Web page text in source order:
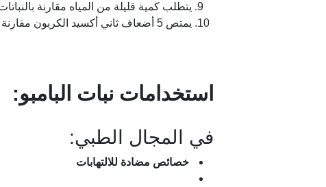
يتطلب كمية قليلة من المياه مقارنة
يمتص 5 أضعاف ثاني أكسيد الكربون مقارنة بالنباتات المنزلية الأخرى.
استخدامات نبات البامبو:
في المجال الطبي:
خصائص مضادة للالتهابات